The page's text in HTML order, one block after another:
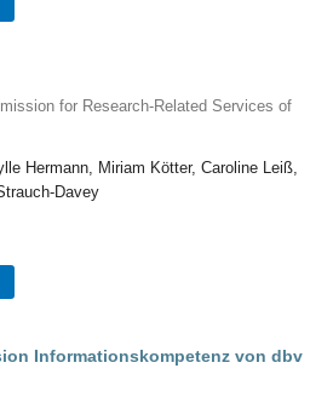
for Research-Related Services of
Hermann, Miriam Kötter, Caroline Leiß,
Davey
Informationskompetenz von dbv